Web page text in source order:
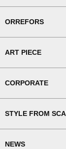
ORREFORS
ART PIECE
CORPORATE
STYLE FROM
NEWS